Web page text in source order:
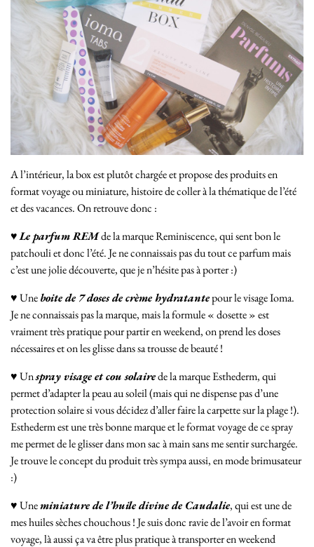
A l’intérieur, la box est plutôt chargée et propose des produits en
format voyage ou miniature, histoire de coller à la thématique de l’été
et des vacances. On retrouve donc :
♥Le parfum REMde la marque Reminiscence, qui sent bon le
patchouli et donc l’été. Je ne connaissais pas du tout ce parfum mais
c’est une jolie découverte, que je n’hésite pas à porter :)
♥ Uneboite de 7 doses de crème hydratantepour le visage Ioma.
Je ne connaissais pas la marque, mais la formule « dosette » est
vraiment très pratique pour partir en weekend, on prend les doses
nécessaires et on les glisse dans sa trousse de beauté !
♥ Unspray visage et cou solairede la marque Esthederm, qui
permet d’adapter la peau au soleil (mais qui ne dispense pas d’une
protection solaire si vous décidez d’aller faire la carpette sur la plage !).
Esthederm est une très bonne marque et le format voyage de ce spray
me permet de le glisser dans mon sac à main sans me sentir surchargée.
Je trouve le concept du produit très sympa aussi, en mode brimusateur
:)
♥ Uneminiature de l’huile divine de Caudalie, qui est une de
mes huiles sèches chouchous ! Je suis donc ravie de l’avoir en format
voyage, là aussi ça va être plus pratique à transporter en weekend